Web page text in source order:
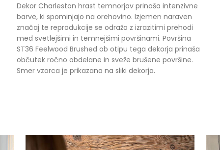
Dekor Charleston hrast temnorjav prinaša intenzivne
barve, ki spominjajo na orehovino. Izjemen naraven
značaj te reprodukcije se odraža z izrazitimi prehodi
med svetlejšimi in temnejšimi površinami. Površina
ST36 Feelwood Brushed ob otipu tega dekorja prinaša
občutek ročno obdelane in sveže brušene površine.
Smer vzorca je prikazana na sliki dekorja.